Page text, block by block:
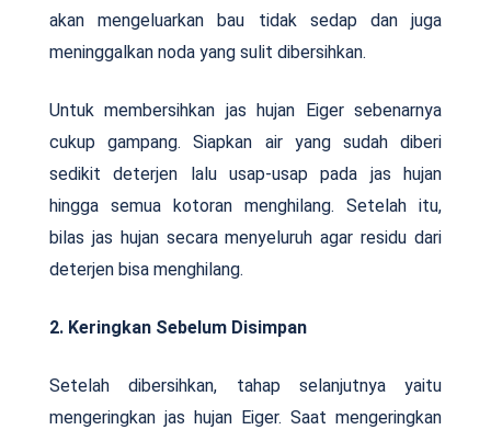
akan mengeluarkan bau tidak sedap dan juga
meninggalkan noda yang sulit dibersihkan.
Untuk membersihkan jas hujan Eiger sebenarnya
cukup gampang. Siapkan air yang sudah diberi
sedikit deterjen lalu usap-usap pada jas hujan
hingga semua kotoran menghilang. Setelah itu,
bilas jas hujan secara menyeluruh agar residu dari
deterjen bisa menghilang.
2. Keringkan Sebelum Disimpan
Setelah dibersihkan, tahap selanjutnya yaitu
mengeringkan jas hujan Eiger. Saat mengeringkan